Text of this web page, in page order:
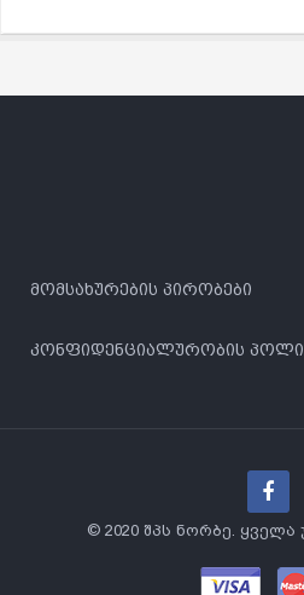
მომსახურების პირობები
კონფიდენციალურობის
© 2020 შპს ნორბე.